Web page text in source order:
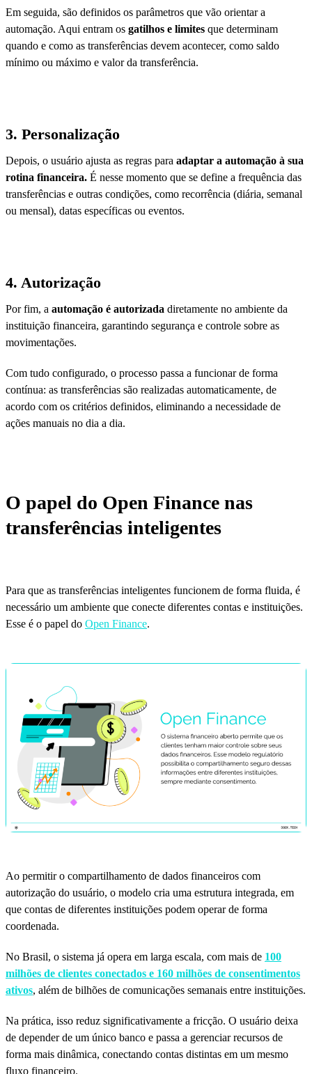
Em seguida, são definidos os parâmetros que vão orientar a
automação. Aqui entram os gatilhos e limites que determinam
quando e como as transferências devem acontecer, como saldo
mínimo ou máximo e valor da transferência.
3. Personalização
Depois, o usuário ajusta as regras para adaptar a automação à sua
rotina financeira. É nesse momento que se define a frequência das
transferências e outras condições, como recorrência (diária, semanal
ou mensal), datas específicas ou eventos.
4. Autorização
Por fim, a automação é autorizada diretamente no ambiente da
instituição financeira, garantindo segurança e controle sobre as
movimentações.
Com tudo configurado, o processo passa a funcionar de forma
contínua: as transferências são realizadas automaticamente, de
acordo com os critérios definidos, eliminando a necessidade de
ações manuais no dia a dia.
O papel do Open Finance nas
transferências inteligentes
Para que as transferências inteligentes funcionem de forma fluida, é
necessário um ambiente que conecte diferentes contas e instituições.
Esse é o papel do Open Finance.
Ao permitir o compartilhamento de dados financeiros com
autorização do usuário, o modelo cria uma estrutura integrada, em
que contas de diferentes instituições podem operar de forma
coordenada.
No Brasil, o sistema já opera em larga escala, com mais de 100
milhões de clientes conectados e 160 milhões de consentimentos
ativos, além de bilhões de comunicações semanais entre instituições.
Na prática, isso reduz significativamente a fricção. O usuário deixa
de depender de um único banco e passa a gerenciar recursos de
forma mais dinâmica, conectando contas distintas em um mesmo
fluxo financeiro.